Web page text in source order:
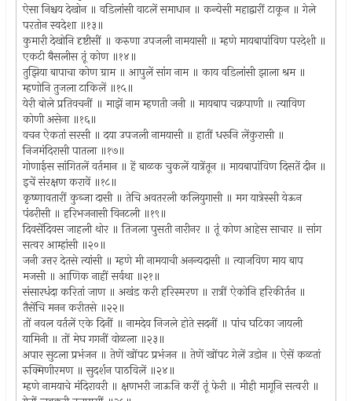
ऐसा निश्चय देखोन ॥ वडिलांसी वाटलें समाधान ॥ कन्येसी महाद्वारीं टाकून ॥ गेले
परतोन स्वदेशा ॥१३॥
कुमारी देखोनि दृष्टीसीं ॥ करुणा उपजली नामयासी ॥ म्हणे मायबापांविण परदेशी ॥
एकटी बैसलीस तूं कोण ॥१४॥
तुझिया बापाचा कोण ग्राम ॥ आपुलें सांग नाम ॥ काय वडिलांसी झाला श्रम ॥
म्हणोनि तुजला टाकिलें ॥१५॥
येरी बोले प्रतिवचनीं ॥ माझें नाम म्हणती जनी ॥ मायबाप चक्रपाणी ॥ त्याविण
कोणी असेना ॥१६॥
वचन ऐकतां सरसी ॥ दया उपजली नामयासी ॥ हातीं धरूनि लेंकुरासी ॥
निजमंदिरासी पातला ॥१७॥
गोणाईस सांगितलें वर्तमान ॥ हें बाळक चुकलें यात्रेंतून ॥ मायबापांविण दिसतें दीन ॥
इचें संरक्षण करावें ॥१८॥
कृष्णावतारीं कुब्जा दासी ॥ तेचि अवतरली कलियुगासी ॥ मग यात्रेस्सी येऊन
पंढरीसी ॥ हरिभजनासी विनटली ॥१९॥
दिवसेंदिवस जाहली थोर ॥ तिजला पुसती नारीनर ॥ तूं कोण आहेस साचार ॥ सांग
सत्वर आम्हांसी ॥२०॥
जनी उत्तर देतसे त्यांसी ॥ म्हणे मी नामयाची अनन्यदासी ॥ त्याजविण माय बाप
मजसी ॥ आणिक नाहीं सर्वथा ॥२१॥
संसारधंदा करितां जाण ॥ अखंड करी हरिस्मरण ॥ रात्रीं ऐकोनि हरिकीर्तन ॥
तैसेंचि मनन करीतसे ॥२२॥
तों नवल वर्तलें एके दिनीं ॥ नामदेव निजले होते सदनीं ॥ पांच घटिका जायली
यामिनी ॥ तों मेघ गगनीं वोळला ॥२३॥
अपार सुटला प्रभंजन ॥ तेणें खोंपट प्रभंजन ॥ तेणें खोंपट गेलें उडोन ॥ ऐसें कळतां
रुक्मिणीरमण ॥ सुदर्शन पाठविलें ॥२४॥
म्हणे नामयाचे मंदिरावरी ॥ क्षणभरी जाऊनि करीं तूं फेरी ॥ मीही मागूनि सत्वरी ॥